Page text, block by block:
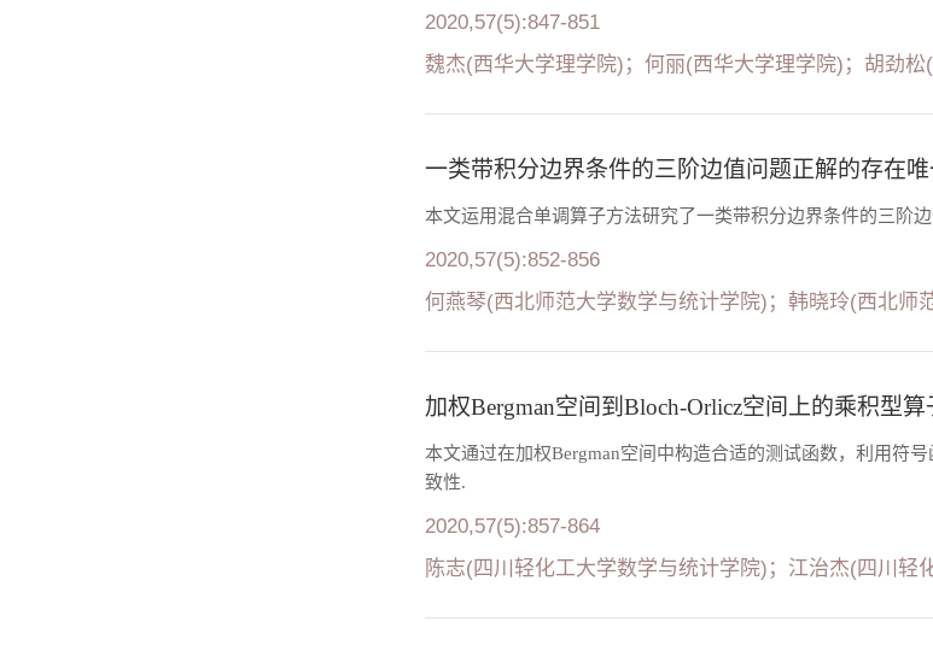
2020,57(5):847-851
魏杰(西华大学理学院)；何丽(西华大学理学院)；胡劲松
一类带积分边界条件的三阶边值问题正解的存在
本文运用混合单调算子方法研究了一类带积分边界条件的三阶
2020,57(5):852-856
何燕琴(西北师范大学数学与统计学院)；韩晓玲(西北师
加权Bergman空间到Bloch-Orlicz空间上的乘积型算
本文通过在加权Bergman空间中构造合适的测试函数，利用符
致性.
2020,57(5):857-864
陈志(四川轻化工大学数学与统计学院)；江治杰(四川轻